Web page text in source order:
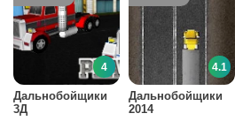
Дальнобойщики
3Д
4
Дальнобойщики
2014
4.1